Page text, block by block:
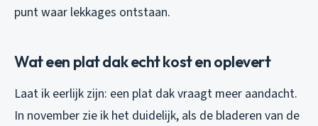
punt waar lekkages ontstaan.
Wat een plat dak echt kost en oplevert
Laat ik eerlijk zijn: een plat dak vraagt meer aandacht.
In november zie ik het duidelijk, als de bladeren van de